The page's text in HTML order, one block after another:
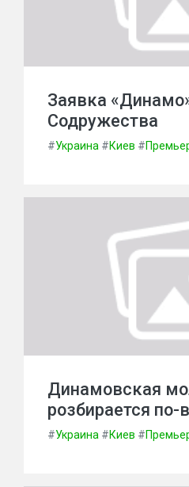
Заявка
Содружества
#Украина #Киев #
Динамовская
розбирается по-
#Украина #Киев #